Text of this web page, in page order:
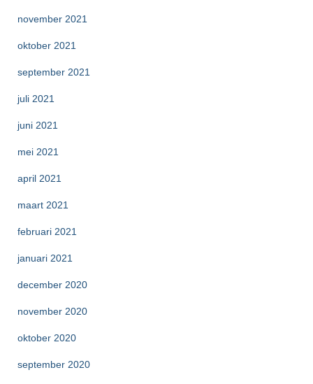
november 2021
oktober 2021
september 2021
juli 2021
juni 2021
mei 2021
april 2021
maart 2021
februari 2021
januari 2021
december 2020
november 2020
oktober 2020
september 2020